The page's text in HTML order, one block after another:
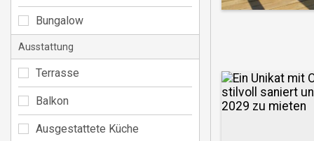
Bungalow
Ausstattung
Terrasse
Balkon
Ausgestattete Küche